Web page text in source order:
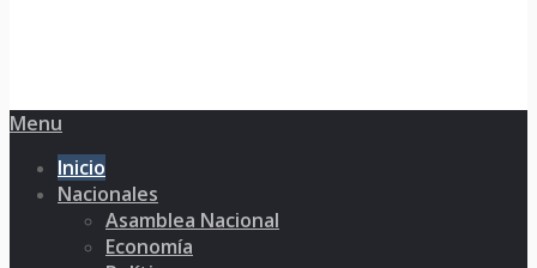
Menu
Inicio
Nacionales
Asamblea Nacional
Economía